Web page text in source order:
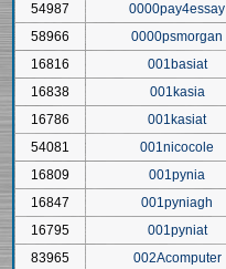
54987
0000pay4essay
58966
0000psmorgan
16816
001basiat
16838
001kasia
16786
001kasiat
54081
001nicocole
16809
001pynia
16847
001pyniagh
16795
001pyniat
83965
002Acomputer